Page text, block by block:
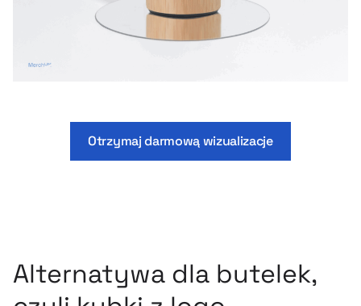
Otrzymaj darmową wizualizacje
Alternatywa dla butelek,